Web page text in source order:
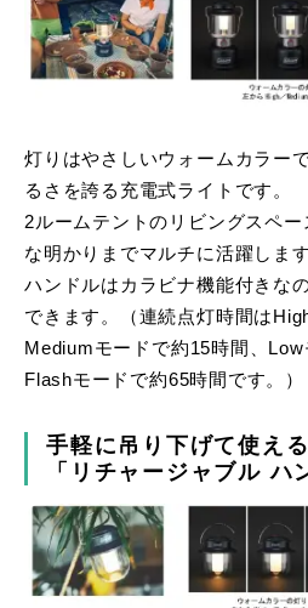
灯りはやさしいウォームカラー
るさを誇る充電式ライトです。
2ルームテントのリビングスペ
な明かりまでマルチに活躍します
ハンドルはカラビナ機能付きな
できます。（連続点灯時間は
Mediumモードで約15時間、Low
Flashモードで約65時間です。）
手軽に吊り下げて使え
「リチャージャブル ハ